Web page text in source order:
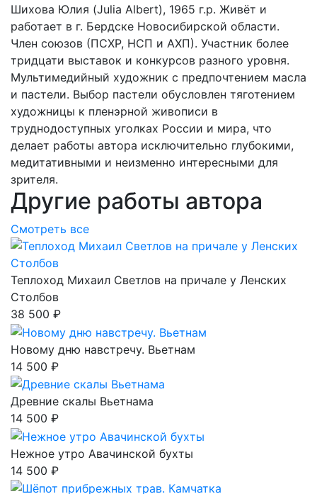
Шихова Юлия (Julia Albert), 1965 г.р. Живёт и
работает в г. Бердске Новосибирской области.
Член союзов (ПСХР, НСП и АХП). Участник более
тридцати выставок и конкурсов разного уровня.
Мультимедийный художник с предпочтением масла
и пастели. Выбор пастели обусловлен тяготением
художницы к пленэрной живописи в
труднодоступных уголках России и мира, что
делает работы автора исключительно глубокими,
медитативными и неизменно интересными для
зрителя.
Другие работы автора
Смотреть все
Теплоход Михаил Светлов на причале у Ленских
Столбов
38 500 ₽
Новому дню навстречу. Вьетнам
14 500 ₽
Древние скалы Вьетнама
14 500 ₽
Нежное утро Авачинской бухты
14 500 ₽